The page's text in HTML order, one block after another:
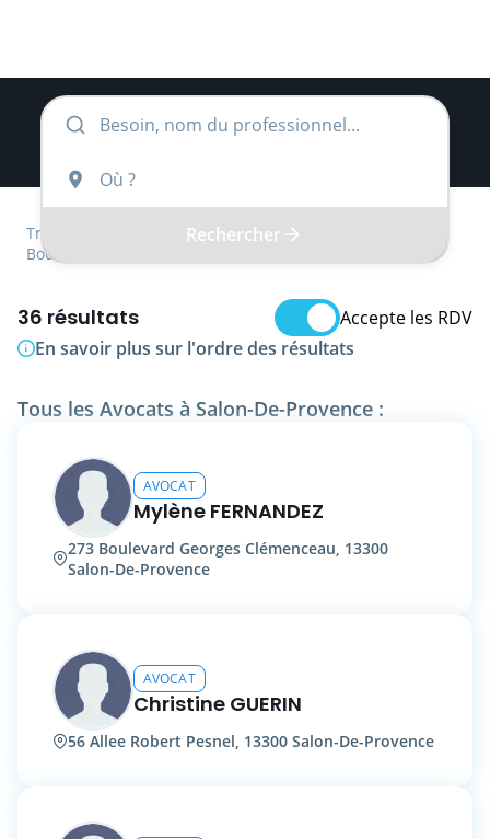
Rechercher
Trouver
Provence-Alpes-Côte d'Azur
Bouches-du-Rhône
36 résultats
Accepte les RDV
En savoir plus sur l'ordre des résultats
Tous les Avocats à Salon-De-Provence :
AVOCAT
Mylène FERNANDEZ
273 Boulevard Georges Clémenceau, 13300
Salon-De-Provence
AVOCAT
Christine GUERIN
56 Allee Robert Pesnel, 13300 Salon-De-Provence